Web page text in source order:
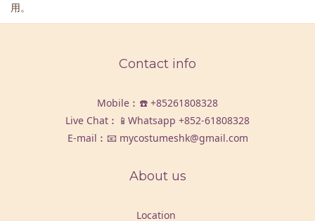
用。
Contact info
Mobile︰☎️ +85261808328
Live Chat︰📱Whatsapp +852-61808328
E-mail︰📧 mycostumeshk@gmail.com
About us
Location